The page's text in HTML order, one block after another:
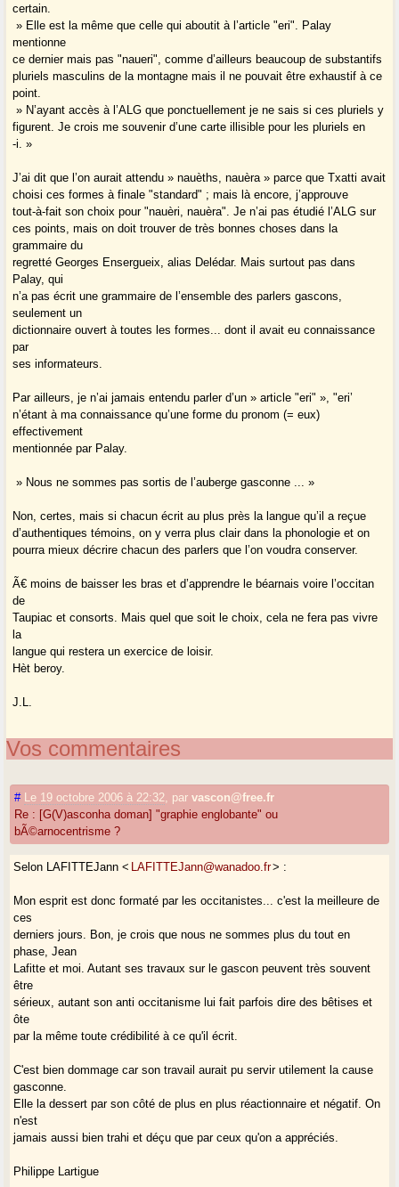
certain.
» Elle est la même que celle qui aboutit à l’article "eri". Palay
mentionne
ce dernier mais pas "naueri", comme d’ailleurs beaucoup de substantifs
pluriels masculins de la montagne mais il ne pouvait être exhaustif à ce
point.
» N’ayant accès à l’ALG que ponctuellement je ne sais si ces pluriels y
figurent. Je crois me souvenir d’une carte illisible pour les pluriels en
-i. »
J’ai dit que l’on aurait attendu » nauèths, nauèra » parce que Txatti avait
choisi ces formes à finale "standard" ; mais là encore, j’approuve
tout-à-fait son choix pour "nauèri, nauèra". Je n’ai pas étudié l’ALG sur
ces points, mais on doit trouver de très bonnes choses dans la
grammaire du
regretté Georges Ensergueix, alias Delédar. Mais surtout pas dans
Palay, qui
n’a pas écrit une grammaire de l’ensemble des parlers gascons,
seulement un
dictionnaire ouvert à toutes les formes... dont il avait eu connaissance
par
ses informateurs.
Par ailleurs, je n’ai jamais entendu parler d’un » article "eri" », "eri’
n’étant à ma connaissance qu’une forme du pronom (= eux)
effectivement
mentionnée par Palay.
» Nous ne sommes pas sortis de l’auberge gasconne ... »
Non, certes, mais si chacun écrit au plus près la langue qu’il a reçue
d’authentiques témoins, on y verra plus clair dans la phonologie et on
pourra mieux décrire chacun des parlers que l’on voudra conserver.
Ã€ moins de baisser les bras et d’apprendre le béarnais voire l’occitan
de
Taupiac et consorts. Mais quel que soit le choix, cela ne fera pas vivre
la
langue qui restera un exercice de loisir.
Hèt beroy.
J.L.
Vos commentaires
# Le 19 octobre 2006 à 22:32 parvascon@free.fr
Re : [G(V)asconha doman] "graphie englobante" ou
bÃ©arnocentrisme ?
Selon LAFITTEJann < LAFITTEJann@wanadoo.fr> :
Mon esprit est donc formaté par les occitanistes... c'est la meilleure de
ces
derniers jours. Bon, je crois que nous ne sommes plus du tout en
phase, Jean
Lafitte et moi. Autant ses travaux sur le gascon peuvent très souvent
être
sérieux, autant son anti occitanisme lui fait parfois dire des bêtises et
ôte
par la même toute crédibilité à ce qu'il écrit.
C'est bien dommage car son travail aurait pu servir utilement la cause
gasconne.
Elle la dessert par son côté de plus en plus réactionnaire et négatif. On
n'est
jamais aussi bien trahi et déçu que par ceux qu'on a appréciés.
Philippe Lartigue